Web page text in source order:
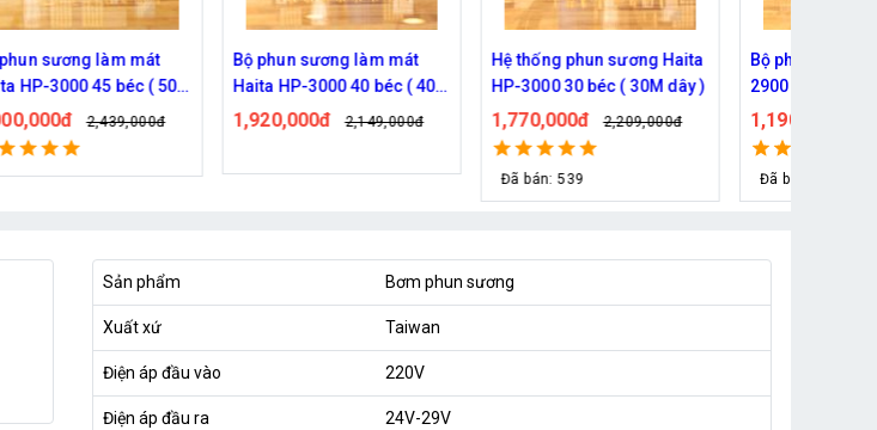
làm mát
45 béc ( 50M
2,439,000đ
Bộ phun sương làm mát
Haita HP-3000 40 béc ( 40M
dây )
1,920,000đ 2,149,000đ
Hệ thống phun sương Haita
HP-3000 30 béc ( 30M dây )
1,770,000đ 2,209,000đ
Đã bán: 539
Bộ phun sương Haita HP-
2900 25 béc ( 30M dây)
1,190,000đ 1,339,000đ
Đã bán: 127
Sản phẩm Bơm phun sương
Xuất xứ Taiwan
Điện áp đầu vào 220V
Điện áp đầu ra 24V-29V